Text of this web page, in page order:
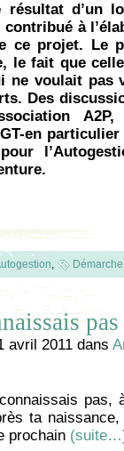
résultat d’un
à
projet. Le
le fait que
ne voulait pas
Des
en
,
pas
avril 2011 dans
pas,
ta
prochain